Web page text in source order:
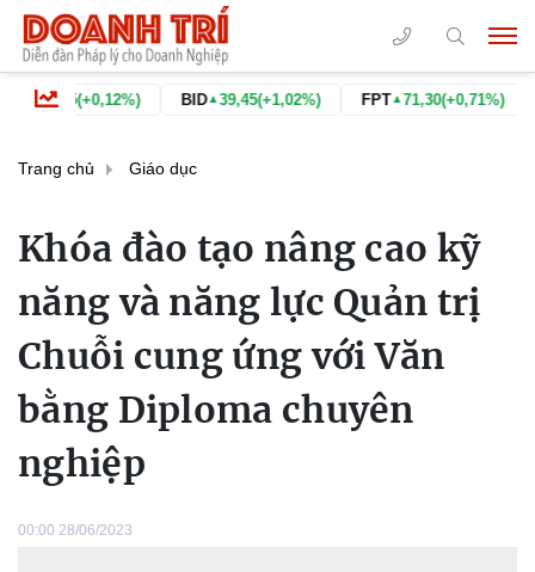
BID▲39,45 (+1,02%) FPT▲71,30 (+0,71%) GAS▲
Trang chủ Giáo dục
Khóa đào tạo nâng cao kỹ
năng và năng lực Quản trị
Chuỗi cung ứng với Văn
bằng Diploma chuyên
nghiệp
00:00 28/06/2023